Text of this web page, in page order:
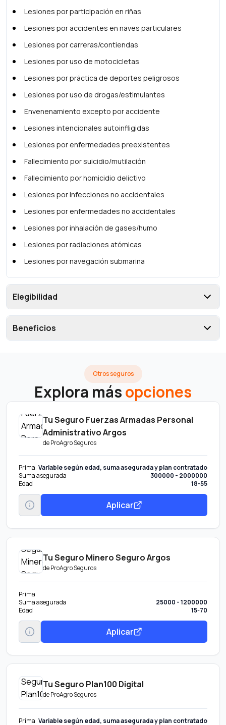
Lesiones por participación en riñas
Lesiones por accidentes en naves particulares
Lesiones por carreras/contiendas
Lesiones por uso de motocicletas
Lesiones por práctica de deportes peligrosos
Lesiones por uso de drogas/estimulantes
Envenenamiento excepto por accidente
Lesiones intencionales autoinfligidas
Lesiones por enfermedades preexistentes
Fallecimiento por suicidio/mutilación
Fallecimiento por homicidio delictivo
Lesiones por infecciones no accidentales
Lesiones por enfermedades no accidentales
Lesiones por inhalación de gases/humo
Lesiones por radiaciones atómicas
Lesiones por navegación submarina
Elegibilidad
Beneficios
Otros seguros
Explora másopciones
Tu Seguro Fuerzas Armadas Personal
Administrativo Argos
deProAgro Seguros
Prima Variable según edad, suma asegurada y plan contratado
Suma asegurada
300000 - 2000000
Edad
18-55
Aplicar
Tu Seguro Minero Seguro Argos
deProAgro Seguros
Prima
Suma asegurada
25000 - 1200000
Edad
15-70
Aplicar
Tu Seguro Plan100 Digital
deProAgro Seguros
Prima Variable según edad, suma asegurada y plan contratado